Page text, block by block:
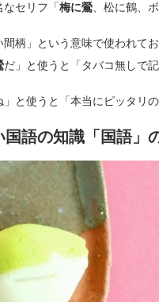
セリフ「 梅に鶯 、松に鶴、
柄」という意味で使われて
だ」と使うと「タバコ無しで
と使うと「本当にピッタリ
国語の知識「国語」